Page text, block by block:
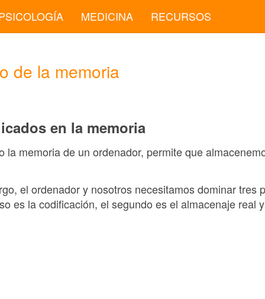
MEDICINA RECURSOS
de la memoria
en la memoria
la memoria de un ordenador, permite que
el ordenador y nosotros necesitamos dominar tres
es la codificación, el segundo es el almacenaje real